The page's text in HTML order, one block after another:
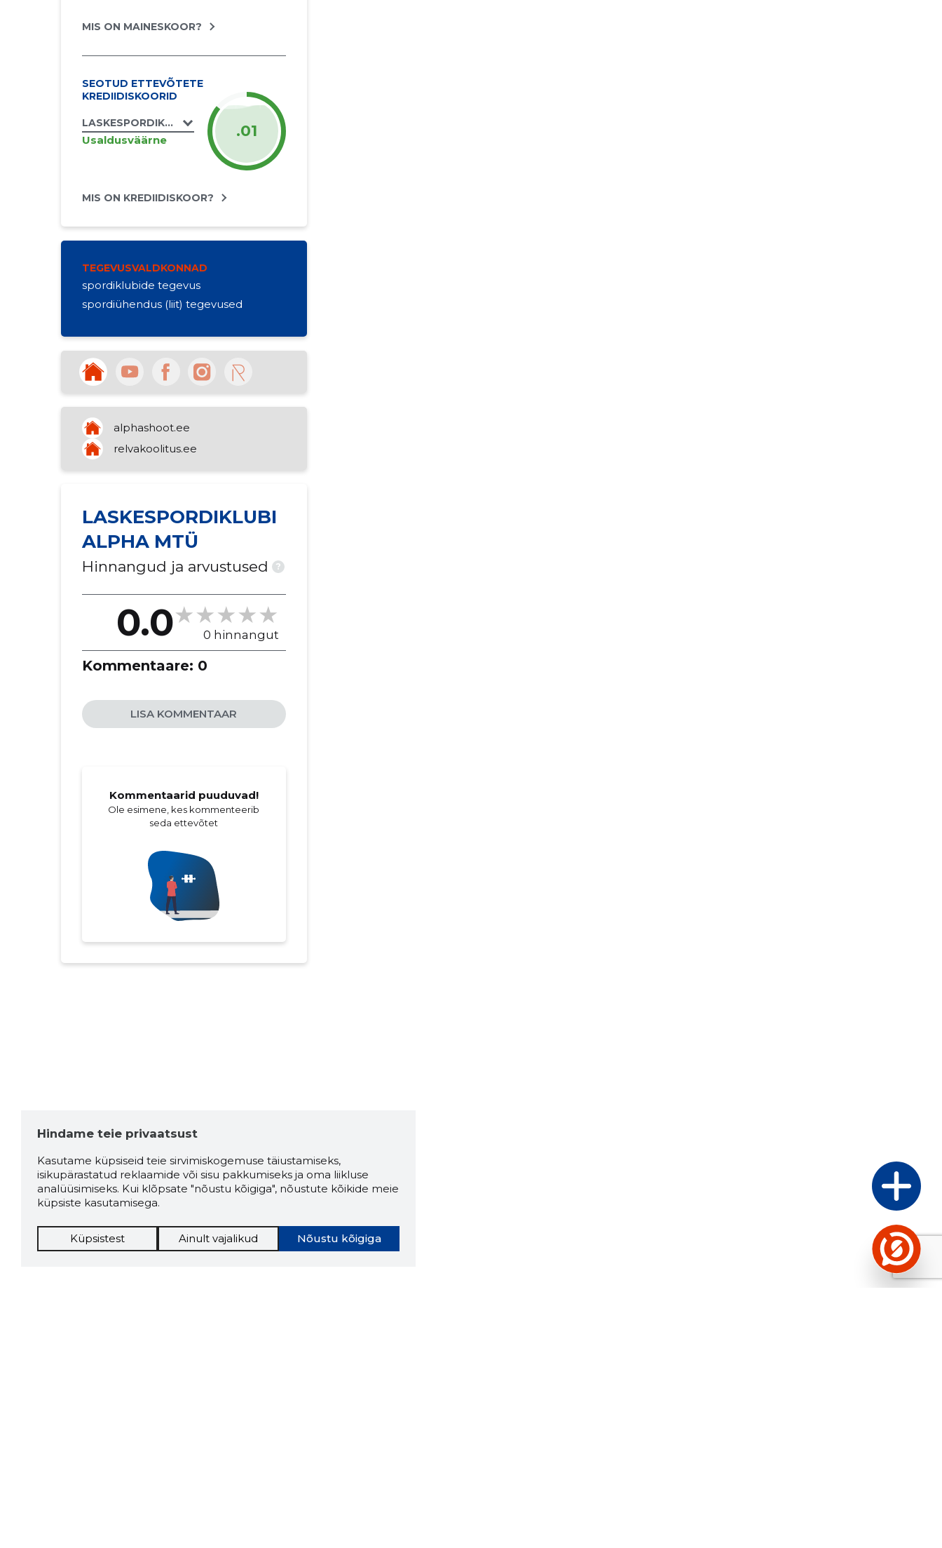
MIS ON MAINESKOOR?
SEOTUD ETTEVÕTETE
KREDIIDISKOORID
LASKESPORDIKLUBI ALPHA MTÜ
Usaldusväärne .01
MIS ON KREDIIDISKOOR?
TEGEVUSVALDKONNAD
spordiklubide tegevus
spordiühendus (liit) tegevused
alphashoot.ee
relvakoolitus.ee
LASKESPORDIKLUBI
ALPHA MTÜ
Hinnangud ja arvustused ?
0.0 0 hinnangut
Kommentaare: 0
LISA KOMMENTAAR
Kommentaarid puuduvad!
Ole esimene, kes kommenteerib
seda ettevõtet
Hindame teie privaatsust
Kasutame küpsiseid teie sirvimiskogemuse täiustamiseks,
isikupärastatud reklaamide või sisu pakkumiseks ja oma liikluse
analüüsimiseks. Kui klõpsate "nõustu kõigiga", nõustute kõikide meie
küpsiste kasutamisega.
Nõustu kõigiga
Küpsistest Ainult vajalikud